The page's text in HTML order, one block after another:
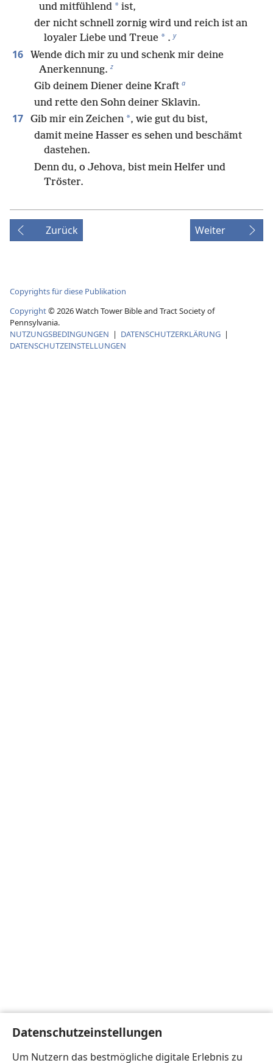
Datenschutzeinstellungen
Um Nutzern das bestmögliche digitale Erlebnis zu
und mitfühlend * ist,
der nicht schnell zornig wird und reich ist an
loyaler Liebe und Treue * . y
16
Wende dich mir zu und schenk mir deine
Anerkennung. z
Gib deinem Diener deine Kraft a
und rette den Sohn deiner Sklavin.
17 Gib mir ein Zeichen *, wie gut du bist,
damit meine Hasser es sehen und beschämt
dastehen.
Denn du, o Jehova, bist mein Helfer und
Tröster.
Zurück Weiter
Copyrights für diese Publikation
Copyright©2026Watch Tower Bible and Tract Society of
Pennsylvania.
NUTZUNGSBEDINGUNGEN | DATENSCHUTZERKLÄRUNG |
DATENSCHUTZEINSTELLUNGEN